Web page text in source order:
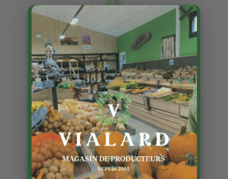
Jeudi 26 Mai ouvert
9h/12h30
×